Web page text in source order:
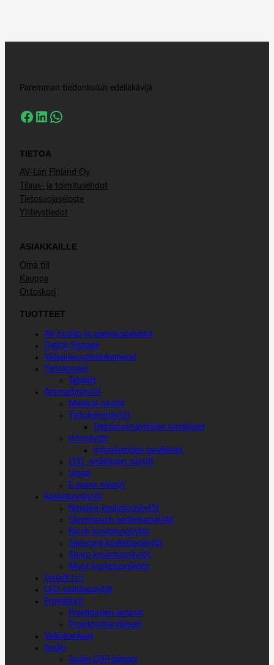
Paremman tiedonkulun edelläkävijä
Facebook LinkedIn WhatsApp
TIETOA
AV-Lan Finland Oy
Tilaus- ja toimitusehdot
Tietosuojaseloste
Yhteystiedot
ASIAKKAILLE
Oma tili
Kauppa
Ostoskori
TUOTTEET
AV-huolto ja asennuspalvelut
Digital Signage
Videoneuvottelukamerat
Tietokoneet
Tabletit
Ammattinäytöt
Medical näytöt
Tietokonenäytöt
Tietokonenäyttöjen tarvikkeet
Infonäytöt
Infonäyttöjen tarvikkeet
LED -sisätilojen näytöt
Vestel
E-paper näyttö
Kosketusnäytöt
Newline kosketusnäytöt
Clevertouch kosketusnäytöt
Ricoh kosketusnäytöt
Samsung kosketusnäytöt
Sharp kosketusnäytöt
Muut kosketusnäytöt
Hotelli tv:t
LED-sisätilanäytöt
Projektorit
Projektorien lamput
Projektoritarvikkeet
Valkokankaat
Audio
Audio DSP laitteet